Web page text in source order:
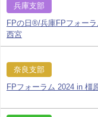
兵庫支部
FPの日®/兵庫FPフォー
西宮
奈良支部
FPフォーラム 2024 in 橿